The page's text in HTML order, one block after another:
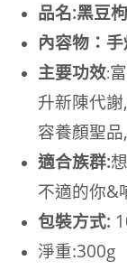
品名:黑豆
內容物：
主要功效:
升新陳代
容養顏聖
適合族群:
不適的你&
包裝方式:
淨重